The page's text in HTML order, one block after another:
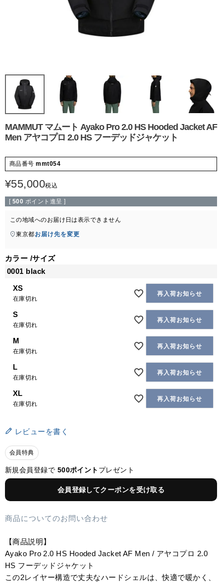
MAMMUT マムート Ayako Pro 2.0 HS Hooded Jacket AF
Men アヤコプロ 2.0 HS フーデッドジャケット
商品番号 mmt054
¥55,000税込
[ 500 ポイント進呈 ]
この地域へのお届け日は表示できません
東京都お届け先を変更
カラー サイズ
0001 black
XS
在庫切れ
再入荷お知らせ
S
在庫切れ
再入荷お知らせ
M
在庫切れ
再入荷お知らせ
L
在庫切れ
再入荷お知らせ
XL
在庫切れ
再入荷お知らせ
レビューを書く
会員特典
新規会員登録で 500ポイント プレゼント
会員登録してクーポンを受け取る
商品についてのお問い合わせ
【商品説明】
Ayako Pro 2.0 HS Hooded Jacket AF Men / アヤコプロ 2.0
HS フーデッドジャケット
この2レイヤー構造で丈夫なハードシェルは、快適で暖かく、